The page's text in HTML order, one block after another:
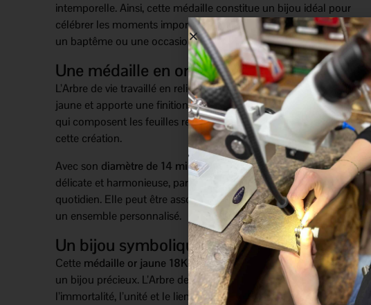
intemporelle. Ainsi, cette médaille constitue un bijou idéal pour
célébrer les moments importants de la vie, comme une naissance,
un baptême ou une occasion particulière.
Une médaille en or jaune au symbole raffiné
L’Arbre de vie travaillé en relief met en valeur l’éclat naturel de l’or
jaune et apporte une finition élégante au bijou. De plus, les cœurs
qui composent les feuilles renforcent la symbolique affective de
cette création.
Avec son diamètre de 14 millimètres
, cette médaille offre une taille
délicate et harmonieuse, parfaitement adaptée à un porté
quotidien. Elle peut être associée à une chaîne en or afin de créer
un ensemble personnalisé.
Un bijou symbolique en or 18 carats
Cette médaille or jaune 18Kassocie élégance et signification dans
un bijou précieux. L’Arbre de vie représente selon les cultures
l’immortalité, l’unité et le lien entre les êtres vivants.